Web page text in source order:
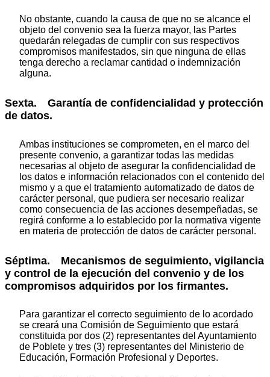
No obstante, cuando la causa de que no se alcance el
objeto del convenio sea la fuerza mayor, las Partes
quedarán relegadas de cumplir con sus respectivos
compromisos manifestados, sin que ninguna de ellas
tenga derecho a reclamar cantidad o indemnización
alguna.
Sexta. Garantía de confidencialidad y protección
de datos.
Ambas instituciones se comprometen, en el marco del
presente convenio, a garantizar todas las medidas
necesarias al objeto de asegurar la confidencialidad de
los datos e información relacionados con el contenido del
mismo y a que el tratamiento automatizado de datos de
carácter personal, que pudiera ser necesario realizar
como consecuencia de las acciones desempeñadas, se
regirá conforme a lo establecido por la normativa vigente
en materia de protección de datos de carácter personal.
Séptima. Mecanismos de seguimiento, vigilancia
y control de la ejecución del convenio y de los
compromisos adquiridos por los firmantes.
Para garantizar el correcto seguimiento de lo acordado
se creará una Comisión de Seguimiento que estará
constituida por dos (2) representantes del Ayuntamiento
de Poblete y tres (3) representantes del Ministerio de
Educación, Formación Profesional y Deportes.